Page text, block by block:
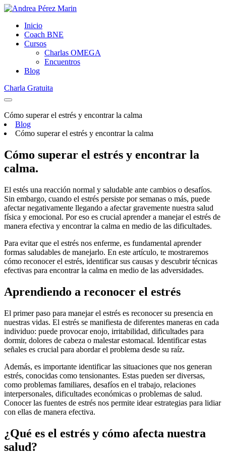
Inicio
Coach BNE
Cursos
Charlas OMEGA
Encuentros
Blog
Charla Gratuita
Cómo superar el estrés y encontrar la calma
Blog
Cómo superar el estrés y encontrar la calma
Cómo superar el estrés y encontrar la
calma.
El estés una reacción normal y saludable ante cambios o desafíos.
Sin embargo, cuando el estrés persiste por semanas o más, puede
afectar negativamente llegando a afectar gravemente nuestra salud
física y emocional. Por eso es crucial aprender a manejar el estrés de
manera efectiva y encontrar la calma en medio de las dificultades.
Para evitar que el estrés nos enferme, es fundamental aprender
formas saludables de manejarlo. En este artículo, te mostraremos
cómo reconocer el estrés, identificar sus causas y descubrir técnicas
efectivas para encontrar la calma en medio de las adversidades.
Aprendiendo a reconocer el estrés
El primer paso para manejar el estrés es reconocer su presencia en
nuestras vidas. El estrés se manifiesta de diferentes maneras en cada
individuo: puede provocar enojo, irritabilidad, dificultades para
dormir, dolores de cabeza o malestar estomacal. Identificar estas
señales es crucial para abordar el problema desde su raíz.
Además, es importante identificar las situaciones que nos generan
estrés, conocidas como tensionantes. Estas pueden ser diversas,
como problemas familiares, desafíos en el trabajo, relaciones
interpersonales, dificultades económicas o problemas de salud.
Conocer las fuentes de estrés nos permite idear estrategias para lidiar
con ellas de manera efectiva.
¿Qué es el estrés y cómo afecta nuestra
salud?